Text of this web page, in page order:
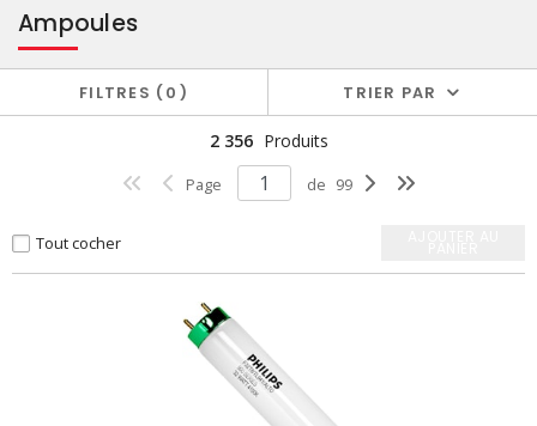
Ampoules
FILTRES 0 TRIER PAR
2 356 Produits
Page de 99
Tout cocher